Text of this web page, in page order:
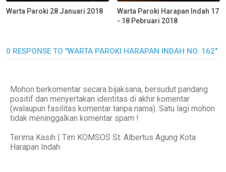
Warta Paroki 28 Januari 2018
Warta Paroki Harapan Indah 17
- 18 Pebruari 2018
0 RESPONSE TO "WARTA PAROKI HARAPAN INDAH NO. 162"
Mohon berkomentar secara bijaksana, bersudut pandang
positif dan menyertakan identitas di akhir komentar
(walaupun fasilitas komentar tanpa nama). Satu lagi mohon
tidak meninggalkan komentar spam !
Terima Kasih | Tim KOMSOS St. Albertus Agung Kota
Harapan Indah